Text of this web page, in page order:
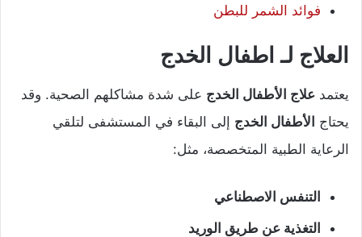
فوائد الشمر للبطن
العلاج لـ اطفال الخدج
يعتمد علاج الأطفال الخدج على شدة مشاكلهم الصحية. وقد
يحتاج الأطفال الخدج إلى البقاء في المستشفى لتلقي
الرعاية الطبية المتخصصة، مثل:
التنفس الاصطناعي
التغذية عن طريق الوريد